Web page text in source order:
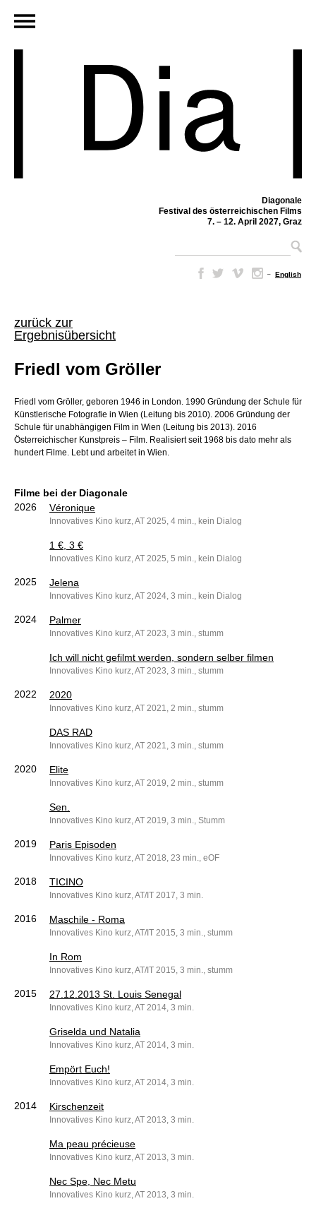
Diagonale
Festival des österreichischen Films
7. – 12. April 2027, Graz
– English
zurück zur
Ergebnisübersicht
Friedl vom Gröller
Friedl vom Gröller, geboren 1946 in London. 1990 Gründung der Schule für
Künstlerische Fotografie in Wien (Leitung bis 2010). 2006 Gründung der
Schule für unabhängigen Film in Wien (Leitung bis 2013). 2016
Österreichischer Kunstpreis – Film. Realisiert seit 1968 bis dato mehr als
hundert Filme. Lebt und arbeitet in Wien.
Filme bei der Diagonale
2026
Véronique
Innovatives Kino kurz, AT 2025, 4 min., kein Dialog
1 €, 3 €
Innovatives Kino kurz, AT 2025, 5 min., kein Dialog
2025 Jelena
Innovatives Kino kurz, AT 2024, 3 min., kein Dialog
2024 Palmer
Innovatives Kino kurz, AT 2023, 3 min., stumm
Ich will nicht gefilmt werden, sondern selber filmen
Innovatives Kino kurz, AT 2023, 3 min., stumm
2022 2020
Innovatives Kino kurz, AT 2021, 2 min., stumm
DAS RAD
Innovatives Kino kurz, AT 2021, 3 min., stumm
2020 Elite
Innovatives Kino kurz, AT 2019, 2 min., stumm
Sen.
Innovatives Kino kurz, AT 2019, 3 min., Stumm
2019 Paris Episoden
Innovatives Kino kurz, AT 2018, 23 min., eOF
2018 TICINO
Innovatives Kino kurz, AT/IT 2017, 3 min.
2016 Maschile - Roma
Innovatives Kino kurz, AT/IT 2015, 3 min., stumm
In Rom
Innovatives Kino kurz, AT/IT 2015, 3 min., stumm
2015 27.12.2013 St. Louis Senegal
Innovatives Kino kurz, AT 2014, 3 min.
Griselda und Natalia
Innovatives Kino kurz, AT 2014, 3 min.
Empört Euch!
Innovatives Kino kurz, AT 2014, 3 min.
2014 Kirschenzeit
Innovatives Kino kurz, AT 2013, 3 min.
Ma peau précieuse
Innovatives Kino kurz, AT 2013, 3 min.
Nec Spe, Nec Metu
Innovatives Kino kurz, AT 2013, 3 min.